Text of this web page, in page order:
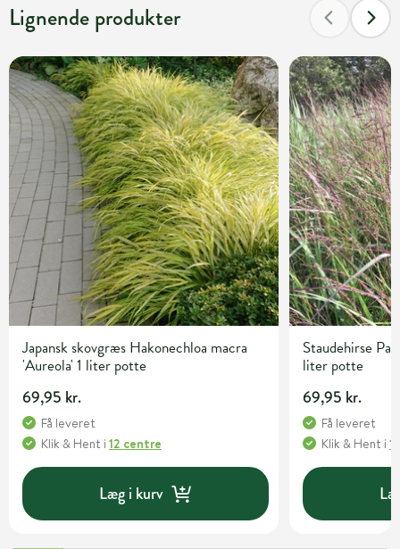
Lignende produkter
Japansk skovgræs Hakonechloa macra
'Aureola' 1 liter potte
69,95 kr.
Få leveret
Klik & Hent i 12 centre
Læg i kurv
Staudehirse
liter potte
69,95 kr.
Få leveret
Klik & Hent i